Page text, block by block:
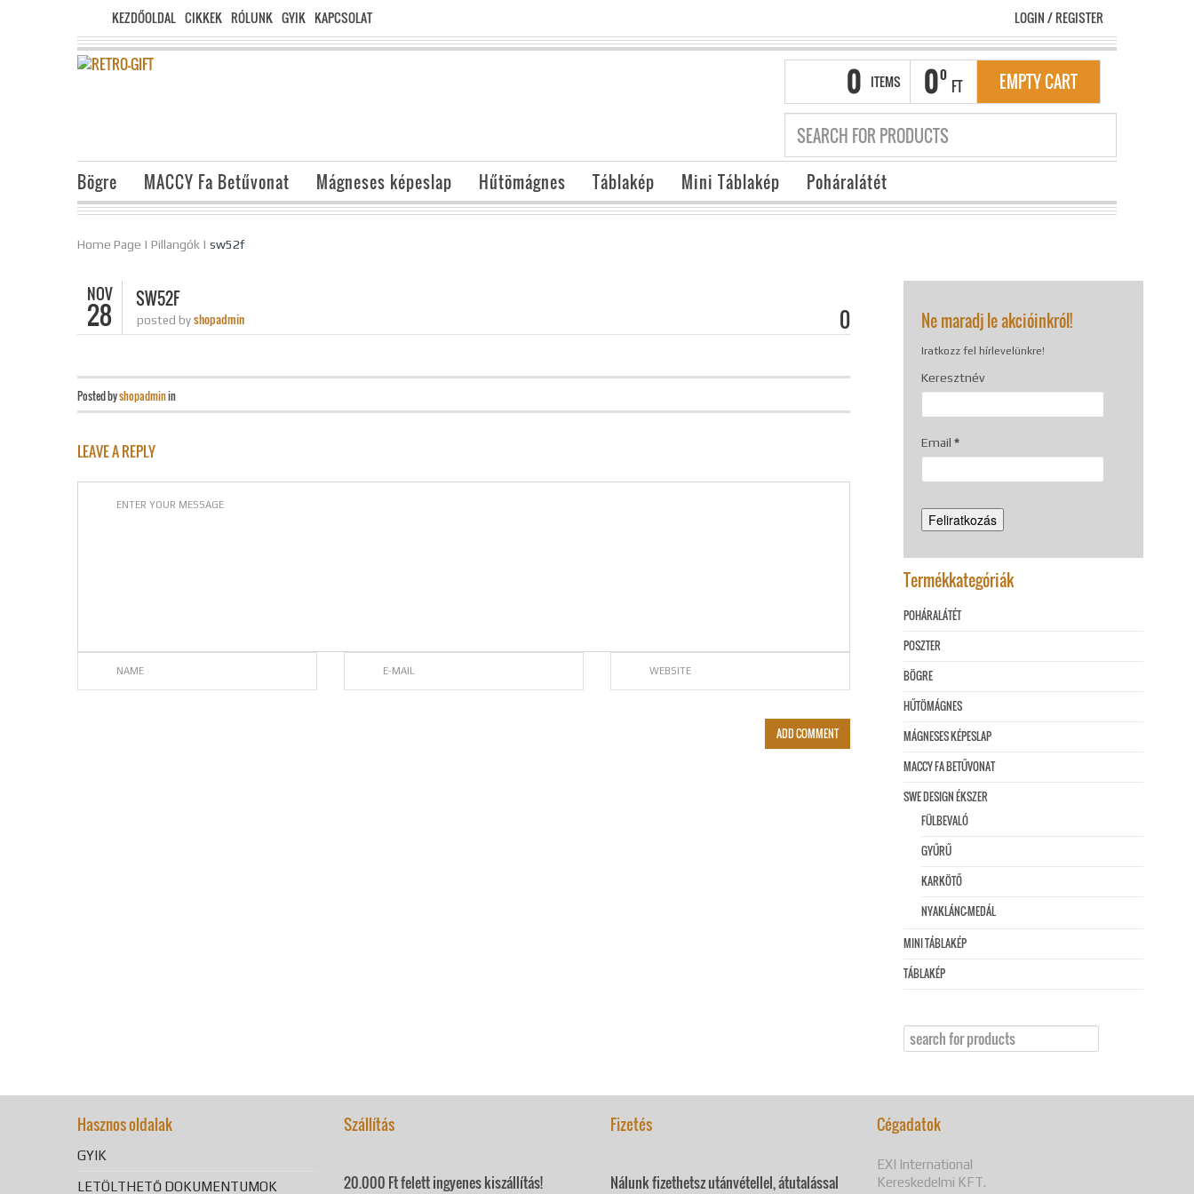
KEZDŐOLDAL CIKKEK RÓLUNK GYIK KAPCSOLAT LOGIN/REGISTER
0 ITEMS 00
FT EMPTY CART
Bögre MACCY Fa Betűvonat Mágneses képeslap Hűtömágnes Táblakép Mini Táblakép Poháralátét
Home Page | Pillangók | sw52f
NOV
28 SW52F
posted by shopadmin 0
Posted byshopadminin
LEAVE A REPLY
Ne maradj le akcióinkról!
Iratkozz fel hírlevelünkre!
Keresztnév
Email *
Termékkategóriák
POHÁRALÁTÉT
POSZTER
BÖGRE
HŰTÖMÁGNES
MÁGNESES KÉPESLAP
MACCY FA BETŰVONAT
SWE DESIGN ÉKSZER
FÜLBEVALÓ
GYŰRŰ
KARKÖTŐ
NYAKLÁNC-MEDÁL
MINI TÁBLAKÉP
TÁBLAKÉP
Hasznos oldalak
GYIK
LETÖLTHETŐ DOKUMENTUMOK
Szállítás
20.000 Ft felett ingyenes kiszállítás!
Fizetés
Nálunk fizethetsz utánvétellel, átutalással
Cégadatok
EXI International
Kereskedelmi KFT.